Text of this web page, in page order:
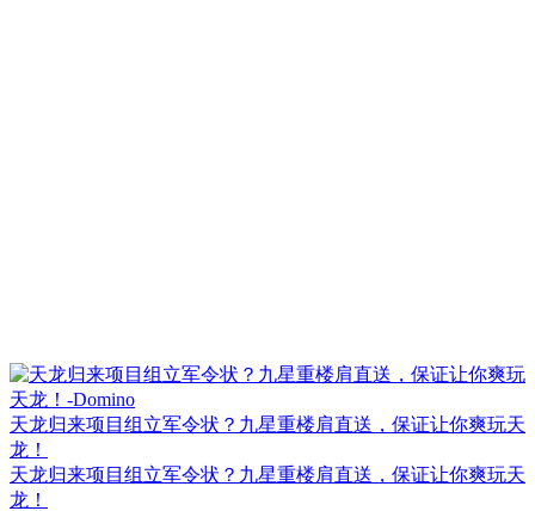
天龙归来项目组立军令状？九星重楼肩直送，保证让你爽玩天
龙！
天龙归来项目组立军令状？九星重楼肩直送，保证让你爽玩天
龙！